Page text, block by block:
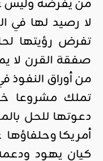
من يفرضه وليس
لا رصيد لها في
تفرض رؤيتها
صفقة القرن لا
من أوراق النفوذ
تملك مشروعا
دعوتها للحل
أمريكا
كيان يهود